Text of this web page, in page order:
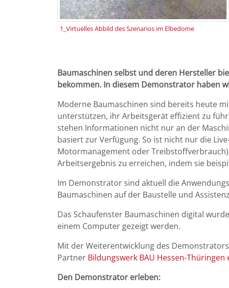
1_Virtuelles Abbild des Szenarios im Elbedome
Baumaschinen selbst und deren Hersteller
bekommen. In diesem Demonstrator haben
Moderne Baumaschinen sind bereits heute
unterstützen, ihr Arbeitsgerät effizient zu
stehen Informationen nicht nur an der
basiert zur Verfügung. So ist nicht nur die
Motormanagement oder
Arbeitsergebnis zu erreichen, indem sie
Im Demonstrator sind aktuell die
Baumaschinen auf der Baustelle und
Das Schaufenster Baumaschinen digital
einem Computer gezeigt werden.
Mit der Weiterentwicklung des
Partner Bildungswerk BAU Hessen-
Den Demonstrator erleben: